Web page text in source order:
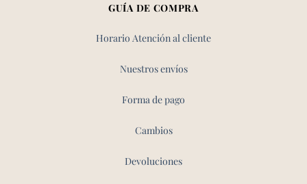
GUÍA DE COMPRA
Horario Atención al cliente
Nuestros envíos
Forma de pago
Cambios
Devoluciones